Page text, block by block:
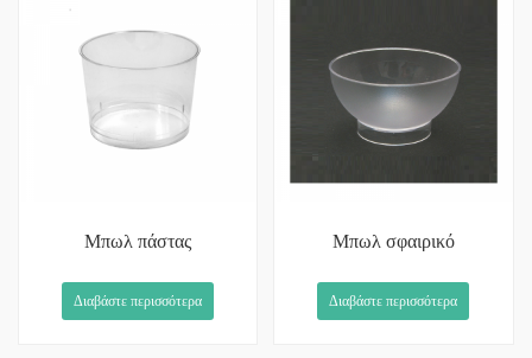
Μπωλ πάστας
Διαβάστε περισσότερα
Μπωλ σφαιρικό
Διαβάστε περισσότερα